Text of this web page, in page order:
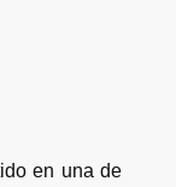
en una de